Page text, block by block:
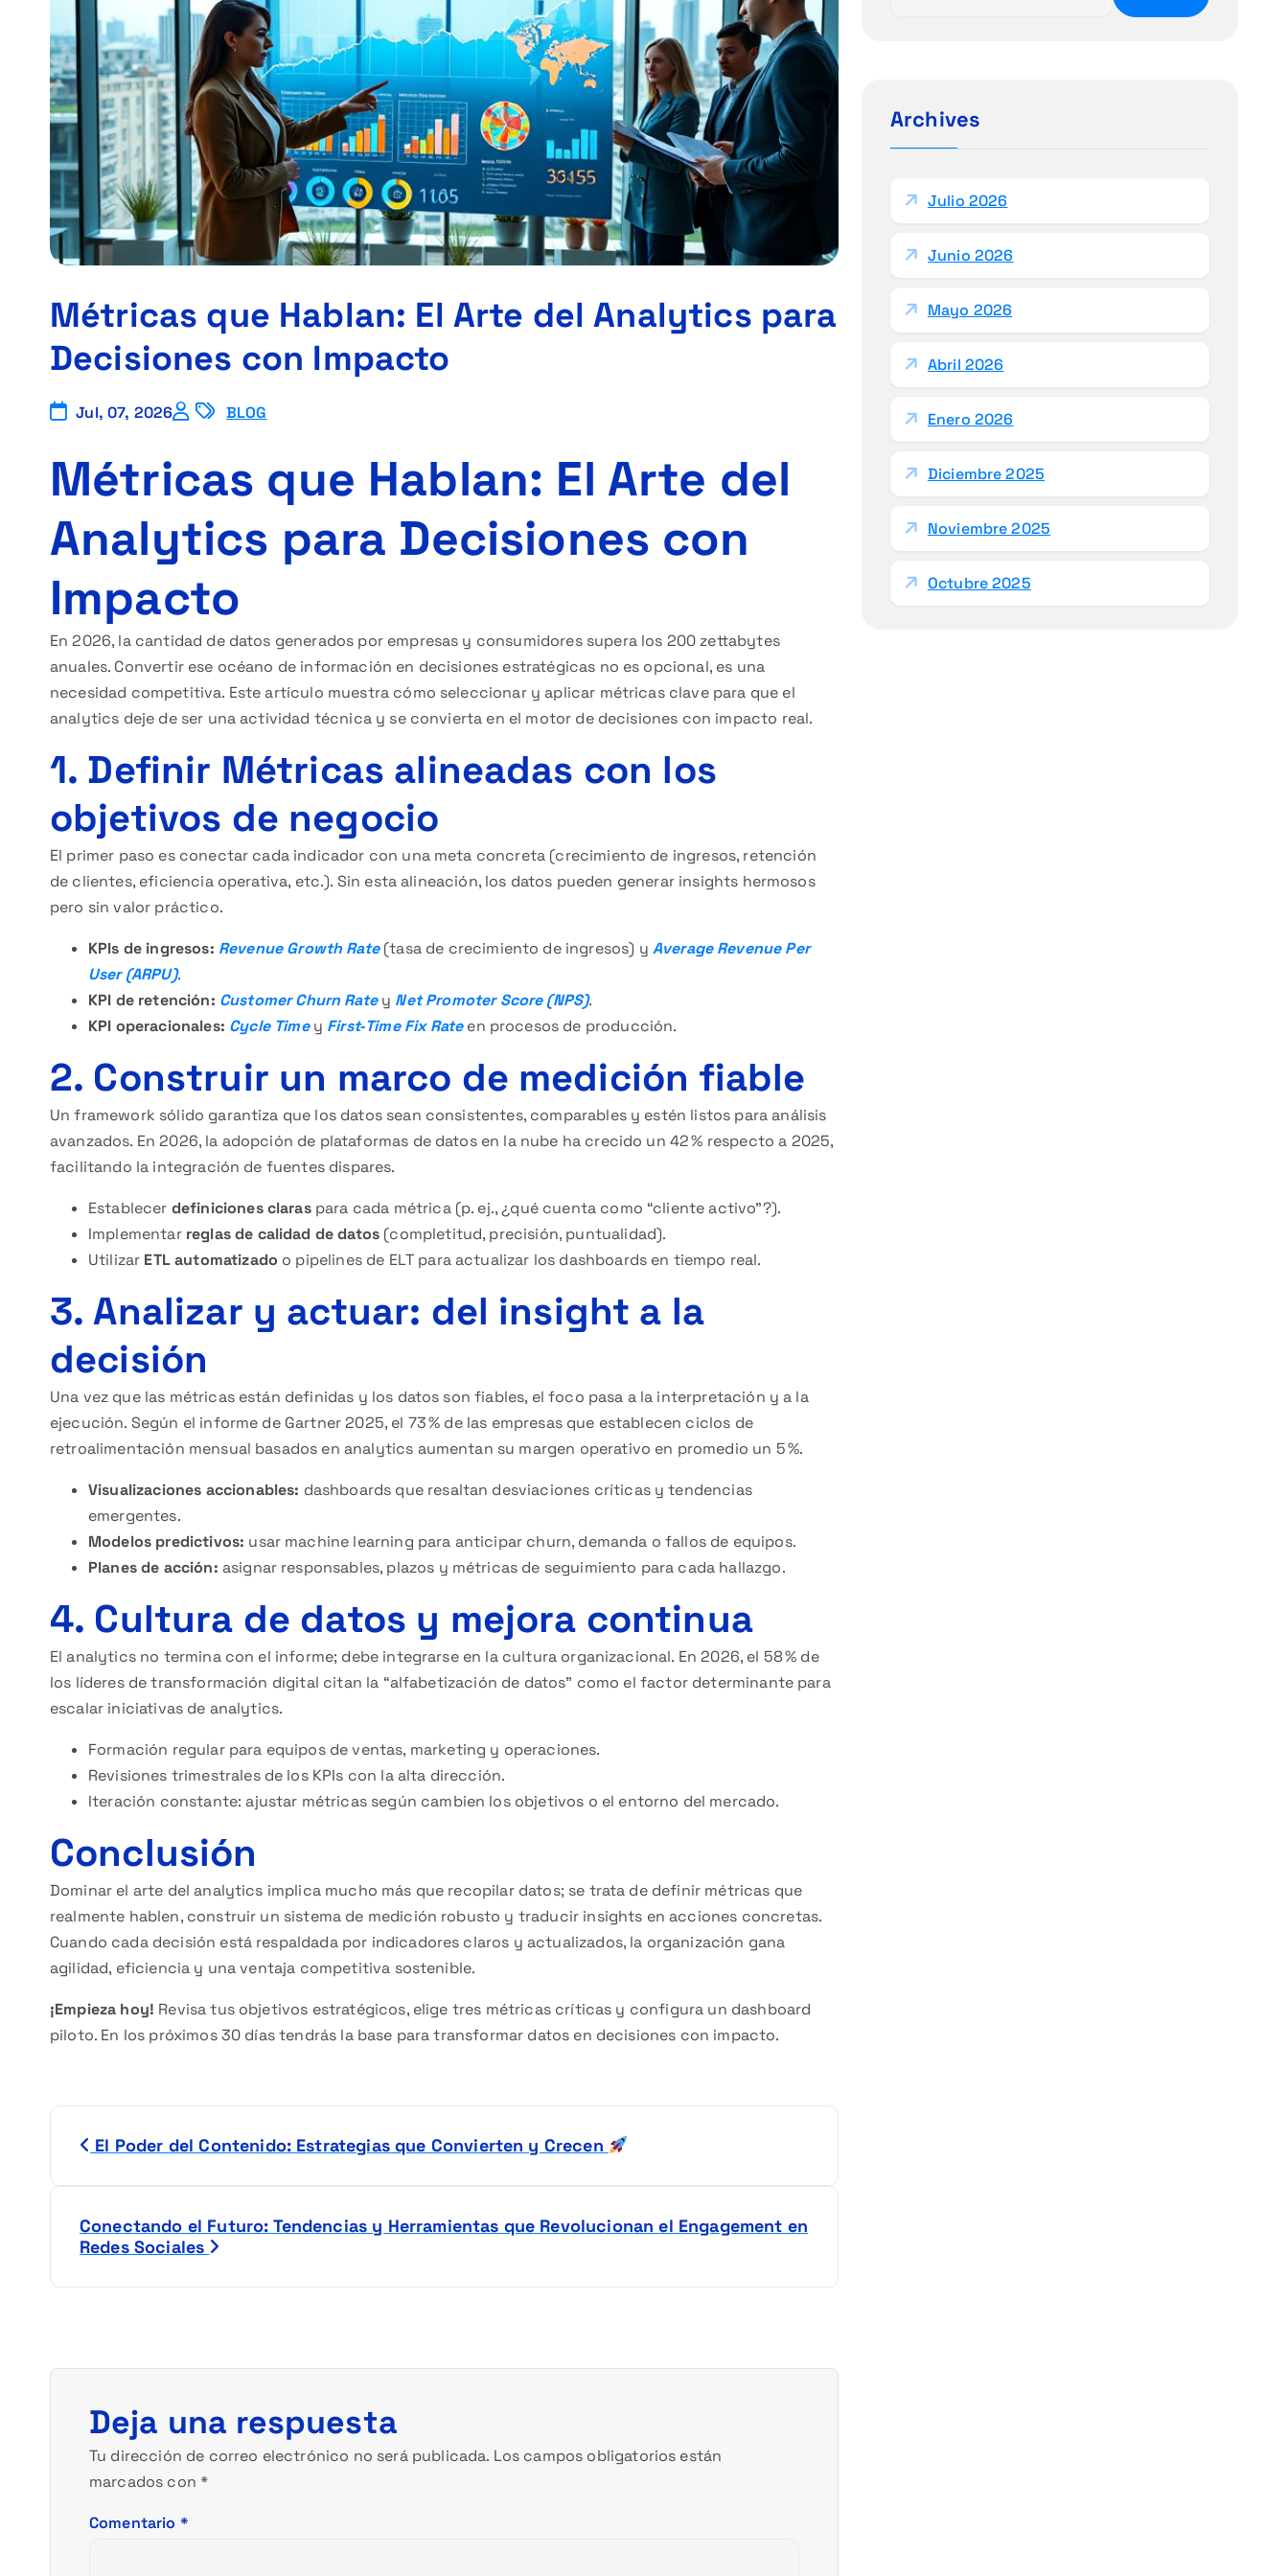
Métricas que Hablan: El Arte del Analytics para
Decisiones con Impacto
Jul, 07, 2026 BLOG
Métricas que Hablan: El Arte del
Analytics para Decisiones con
Impacto
En 2026, la cantidad de datos generados por empresas y consumidores supera los 200 zettabytes
anuales. Convertir ese océano de información en decisiones estratégicas no es opcional, es una
necesidad competitiva. Este artículo muestra cómo seleccionar y aplicar métricas clave para que el
analytics deje de ser una actividad técnica y se convierta en el motor de decisiones con impacto real.
1. Definir Métricas alineadas con los
objetivos de negocio
El primer paso es conectar cada indicador con una meta concreta (crecimiento de ingresos, retención
de clientes, eficiencia operativa, etc.). Sin esta alineación, los datos pueden generar insights hermosos
pero sin valor práctico.
KPIs de ingresos: Revenue Growth Rate(tasa de crecimiento de ingresos) y Average Revenue Per
User (ARPU).
KPI de retención: Customer Churn Ratey Net Promoter Score (NPS).
KPI operacionales: Cycle Timey First‑Time Fix Rateen procesos de producción.
2. Construir un marco de medición fiable
Un framework sólido garantiza que los datos sean consistentes, comparables y estén listos para análisis
avanzados. En 2026, la adopción de plataformas de datos en la nube ha crecido un 42 % respecto a 2025,
facilitando la integración de fuentes dispares.
Establecer definiciones claraspara cada métrica (p. ej., ¿qué cuenta como “cliente activo”?).
Implementar reglas de calidad de datos (completitud, precisión, puntualidad).
Utilizar ETL automatizado o pipelines de ELT para actualizar los dashboards en tiempo real.
3. Analizar y actuar: del insight a la
decisión
Una vez que las métricas están definidas y los datos son fiables, el foco pasa a la interpretación y a la
ejecución. Según el informe de Gartner 2025, el 73 % de las empresas que establecen ciclos de
retroalimentación mensual basados en analytics aumentan su margen operativo en promedio un 5 %.
Visualizaciones accionables: dashboards que resaltan desviaciones críticas y tendencias
emergentes.
Modelos predictivos: usar machine learning para anticipar churn, demanda o fallos de equipos.
Planes de acción: asignar responsables, plazos y métricas de seguimiento para cada hallazgo.
4. Cultura de datos y mejora continua
El analytics no termina con el informe; debe integrarse en la cultura organizacional. En 2026, el 58 % de
los líderes de transformación digital citan la “alfabetización de datos” como el factor determinante para
escalar iniciativas de analytics.
Formación regular para equipos de ventas, marketing y operaciones.
Revisiones trimestrales de los KPIs con la alta dirección.
Iteración constante: ajustar métricas según cambien los objetivos o el entorno del mercado.
Conclusión
Dominar el arte del analytics implica mucho más que recopilar datos; se trata de definir métricas que
realmente hablen, construir un sistema de medición robusto y traducir insights en acciones concretas.
Cuando cada decisión está respaldada por indicadores claros y actualizados, la organización gana
agilidad, eficiencia y una ventaja competitiva sostenible.
¡Empieza hoy! Revisa tus objetivos estratégicos, elige tres métricas críticas y configura un dashboard
piloto. En los próximos 30 días tendrás la base para transformar datos en decisiones con impacto.
a
El Poder del Contenido: Estrategias que Convierten y Crecen
Conectando el Futuro: Tendencias y Herramientas que Revolucionan el Engagement en
Redes Sociales
Deja una respuesta
Tu dirección de correo electrónico no será publicada. Los campos obligatorios están
marcados con*
Comentario *
r
Archives
Julio 2026
Junio 2026
Mayo 2026
Abril 2026
Enero 2026
Diciembre 2025
Noviembre 2025
Octubre 2025